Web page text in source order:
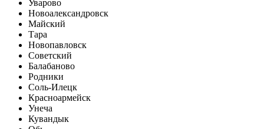
Уварово
Новоалександровск
Майский
Тара
Новопавловск
Советский
Балабаново
Родники
Соль-Илецк
Красноармейск
Унеча
Кувандык